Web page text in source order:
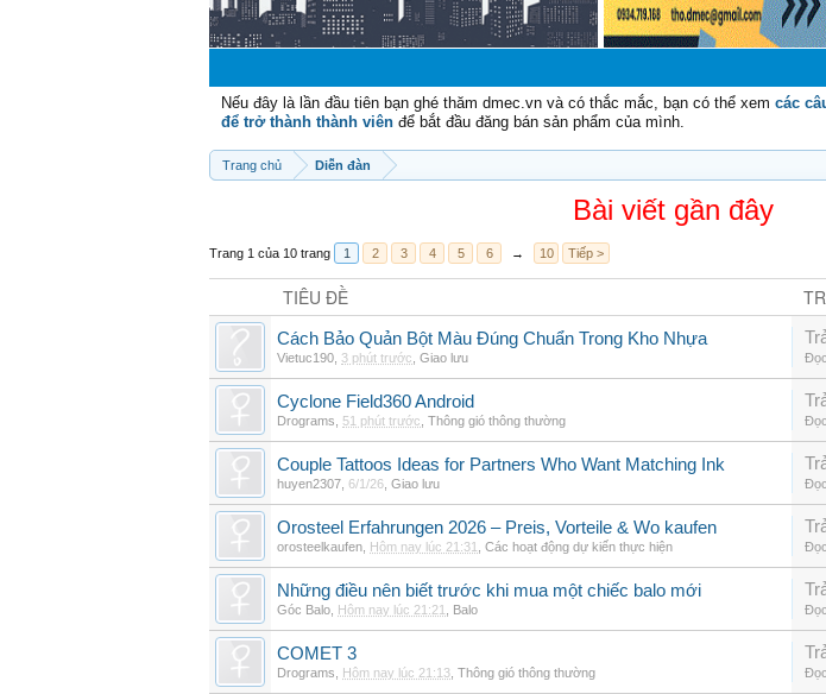
Nếu đây là lần đầu tiên bạn ghé thăm dmec.vn và có thắc mắc, bạn có thể xem các
để trở thành thành viên để bắt đầu đăng bán sản phẩm của mình.
Trang chủ Diễn đàn
Bài viết gần đây
Trang 1 của 10 trang 1 2 3 4 5 6 → 10 Tiếp >
TIÊU ĐỀ
Cách Bảo Quản Bột Màu Đúng Chuẩn Trong Kho Nhựa
Vietuc190 3 phút trước Giao lưu
Cyclone Field360 Android
Drograms 51 phút trước Thông gió thông thường
Couple Tattoos Ideas for Partners Who Want Matching Ink
huyen2307 6/1/26 Giao lưu
Orosteel Erfahrungen 2026 – Preis, Vorteile & Wo kaufen
orosteelkaufen Hôm nay lúc 21:31 Các hoạt động dự kiến thực hiện
Những điều nên biết trước khi mua một chiếc balo mới
Góc Balo Hôm nay lúc 21:21 Balo
COMET 3
Drograms Hôm nay lúc 21:13 Thông gió thông thường